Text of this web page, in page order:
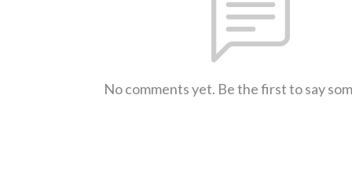
No comments yet. Be the first to say